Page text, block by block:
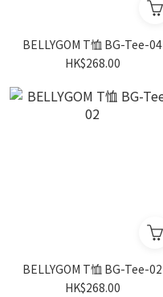
BELLYGOM T恤 BG-Tee-04
HK$268.00
BELLYGOM T恤 BG-Tee-02
HK$268.00